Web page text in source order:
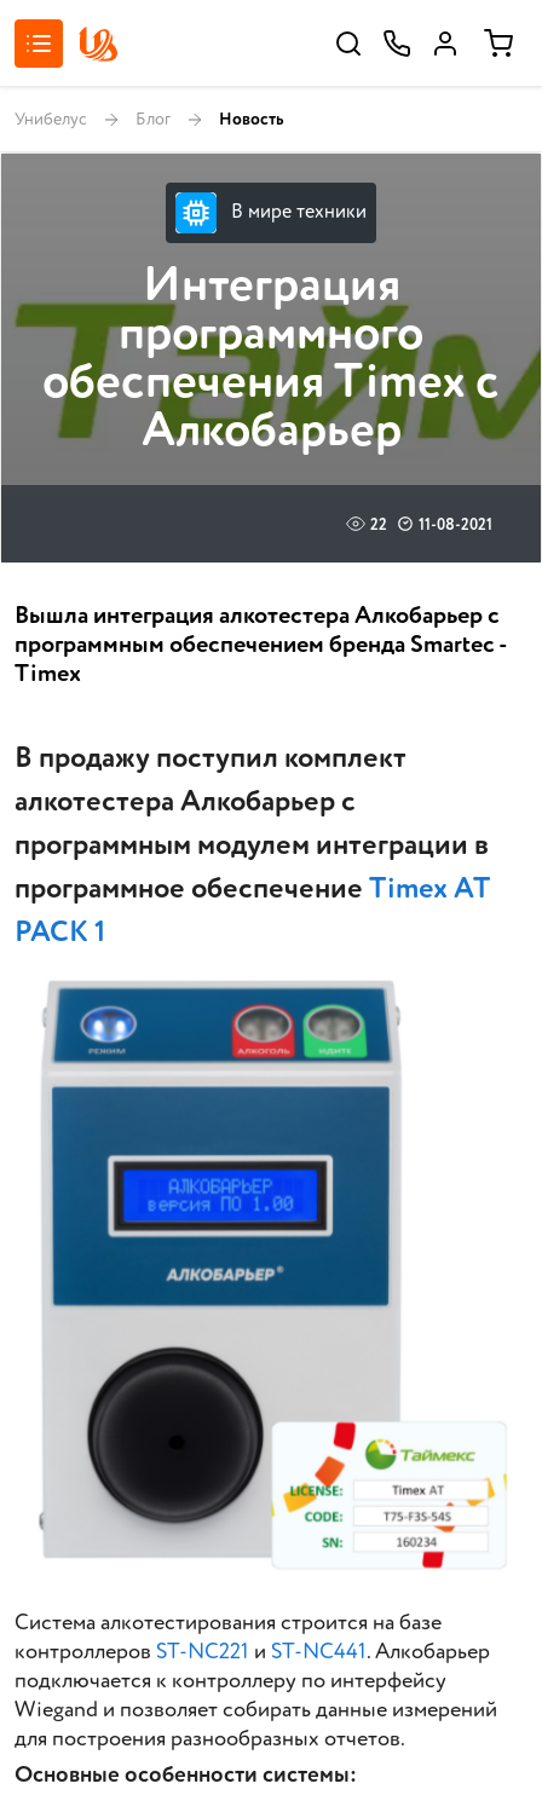
Унибелус Блог Новость
В мире техники
Интеграция
программного
обеспечения Timex с
Алкобарьер
22 11-08-2021
Вышла интеграция алкотестера Алкобарьер с
программным обеспечением бренда Smartec -
Timex
В продажу поступил комплект
алкотестера Алкобарьер с
программным модулем интеграции в
программное обеспечениеTimex AT
PACK 1
Система алкотестирования строится на базе
контроллеров ST-NC221 и ST-NC441. Алкобарьер
подключается к контроллеру по интерфейсу
Wiegand и позволяет собирать данные измерений
для построения разнообразных отчетов.
Основные особенности системы: